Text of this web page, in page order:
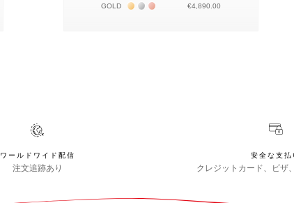
GOLD Жёлтое золото 18К
Белое золото 18К
Розовое золото 18К
€4,890.00
ワールドワイド配信
注文追跡あり
安全な支払
クレジットカード、ビザ